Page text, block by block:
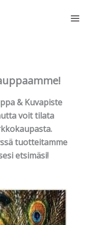
& Kuvapiste
voit tilata
tuotteitamme
etsimäsi!